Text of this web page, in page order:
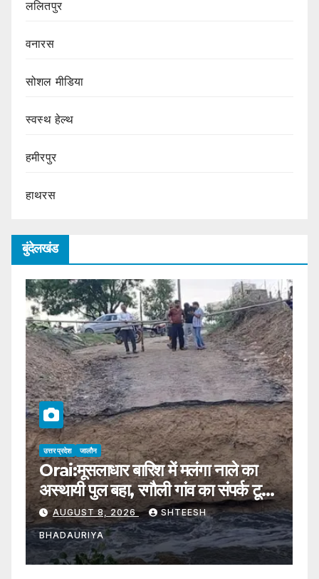
ललितपुर
वनारस
सोशल मीडिया
स्वस्थ हेल्थ
हमीरपुर
हाथरस
बुंदेलखंड
उत्तर प्रदेश जालौन
Orai:मूसलाधार बारिश में मलंगा नाले का
अस्थायी पुल बहा, रगौली गांव का संपर्क टूटा;
पांच हजार आबादी प्रभावित – Jalaun-
ragauli-malanga-nala-
temporary-bridge-washed-
away
AUGUST 8, 2026 SHTEESH
BHADAURIYA